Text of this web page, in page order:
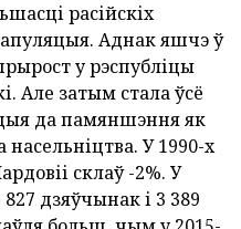
расійскіх
Аднак яшчэ ў
у рэспубліцы
Але затым стала ўсё
да памяншэння як
насельніцтва. У 1990-х
склаў -2%. У
дзяўчынак і 3 389